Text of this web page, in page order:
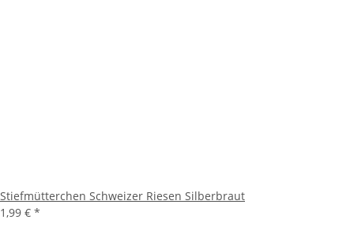
Stiefmütterchen Schweizer Riesen Silberbraut
1,99 € *